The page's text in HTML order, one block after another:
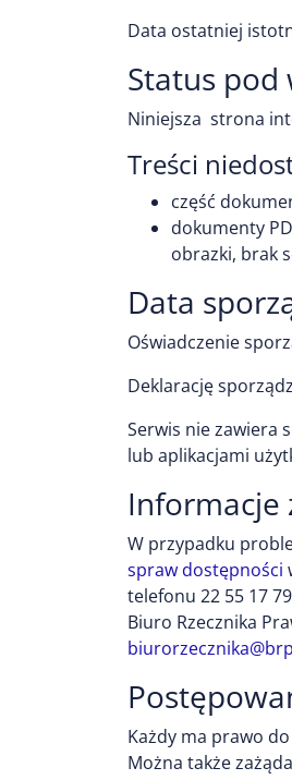
Data ostatniej
Status pod
Niniejsza strona
Treści
część
dokumenty
obrazki, brak
Data
Oświadczenie
Deklarację
Serwis nie zawiera
lub aplikacjami
Informacje
W przypadku
spraw dostępności
telefonu 22 55 17
Biuro Rzecznika
Każdy ma prawo
Można także